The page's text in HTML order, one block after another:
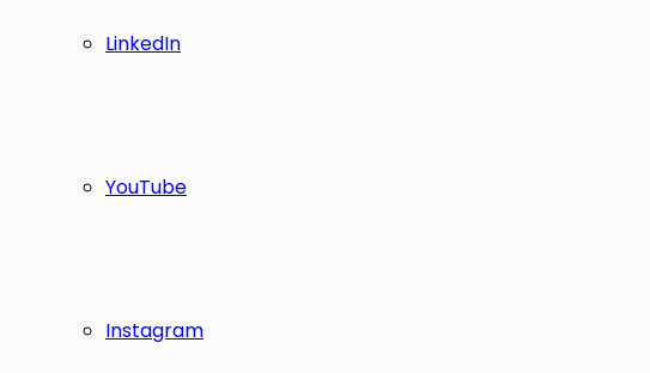
LinkedIn
YouTube
Instagram